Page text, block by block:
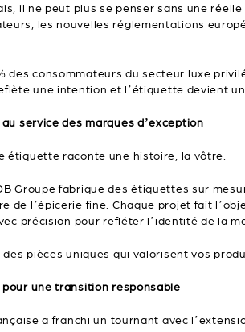
il ne peut plus se penser sans une
les nouvelles réglementations
des consommateurs du secteur luxe
une intention et l’étiquette devient
service des marques d’exception
étiquette raconte une histoire, la vôtre.
Groupe fabrique des étiquettes sur
de l’épicerie fine. Chaque projet fait
précision pour refléter l’identité de la
pièces uniques qui valorisent vos
une transition responsable
a franchi un tournant avec